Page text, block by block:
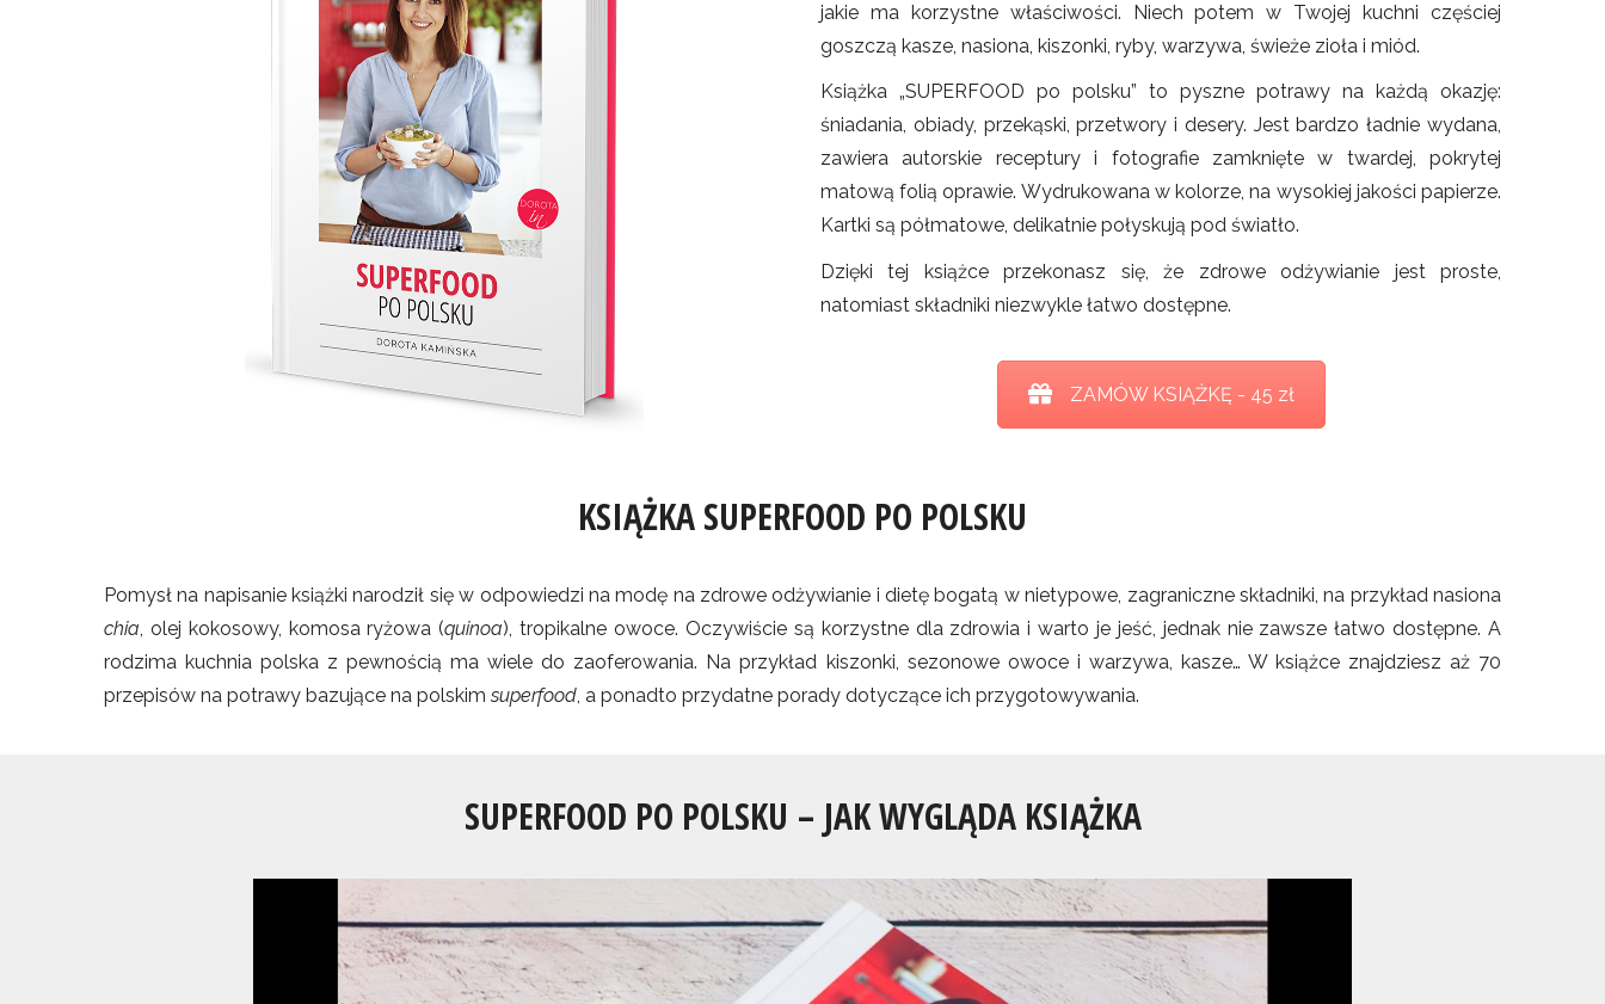
jakie ma korzystne właściwości. Niech potem w Twojej kuchni częściej
goszczą kasze, nasiona, kiszonki, ryby, warzywa, świeże zioła i miód.
Książka „SUPERFOOD po polsku” to pyszne potrawy na każdą okazję:
śniadania, obiady, przekąski, przetwory i desery. Jest bardzo ładnie wydana,
zawiera autorskie receptury i fotografie zamknięte w twardej, pokrytej
matową folią oprawie. Wydrukowana w kolorze, na wysokiej jakości papierze.
Kartki są półmatowe, delikatnie połyskują pod światło.
Dzięki tej książce przekonasz się, że zdrowe odżywianie jest proste,
natomiast składniki niezwykle łatwo dostępne.
ZAMÓW KSIĄŻKĘ - 45 zł
KSIĄŻKA SUPERFOOD PO POLSKU
Pomysł na napisanie książki narodził się w odpowiedzi na modę na zdrowe odżywianie i dietę bogatą w nietypowe, zagraniczne składniki, na przykład nasiona
chia , olej kokosowy, komosa ryżowa (quinoa), tropikalne owoce. Oczywiście są korzystne dla zdrowia i warto je jeść, jednak nie zawsze łatwo dostępne. A
rodzima kuchnia polska z pewnością ma wiele do zaoferowania. Na przykład kiszonki, sezonowe owoce i warzywa, kasze… W książce znajdziesz aż 70
przepisów na potrawy bazujące na polskimsuperfood , a ponadto przydatne porady dotyczące ich przygotowywania.
SUPERFOOD PO POLSKU – JAK WYGLĄDA KSIĄŻKA